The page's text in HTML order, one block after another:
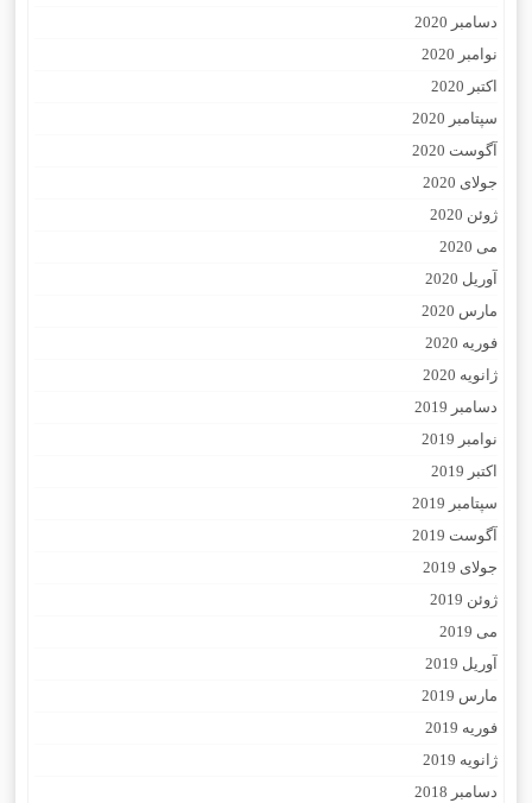
دسامبر 2020
نوامبر 2020
اکتبر 2020
سپتامبر 2020
آگوست 2020
جولای 2020
ژوئن 2020
می 2020
آوریل 2020
مارس 2020
فوریه 2020
ژانویه 2020
دسامبر 2019
نوامبر 2019
اکتبر 2019
سپتامبر 2019
آگوست 2019
جولای 2019
ژوئن 2019
می 2019
آوریل 2019
مارس 2019
فوریه 2019
ژانویه 2019
دسامبر 2018